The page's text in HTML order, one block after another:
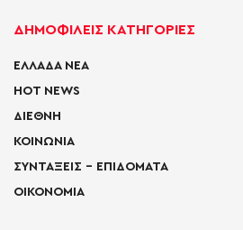
ΔΗΜΟΦΙΛΕΙΣ ΚΑΤΗΓΟΡΙΕΣ
ΕΛΛΑΔΑ ΝΕΑ
HOT NEWS
ΔΙΕΘΝΗ
ΚΟΙΝΩΝΙΑ
ΣΥΝΤΑΞΕΙΣ – ΕΠΙΔΟΜΑΤΑ
ΟΙΚΟΝΟΜΙΑ